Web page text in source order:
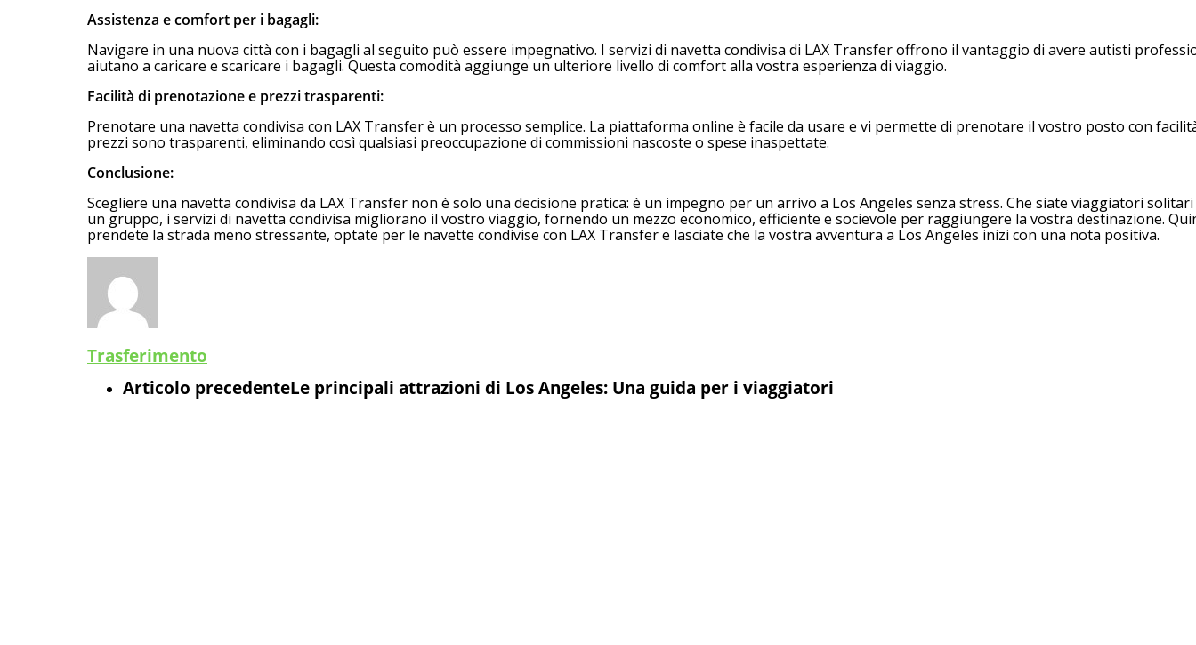
Assistenza e comfort per i bagagli:
Navigare in una nuova città con i bagagli al seguito può essere impegnativo. I servizi di navetta condivisa di LAX Transfer offrono il vantaggio di avere autisti
aiutano a caricare e scaricare i bagagli. Questa comodità aggiunge un ulteriore livello di comfort alla vostra esperienza di viaggio.
Facilità di prenotazione e prezzi trasparenti:
Prenotare una navetta condivisa con LAX Transfer è un processo semplice. La piattaforma online è facile da usare e vi permette di prenotare il vostro posto con
prezzi sono trasparenti, eliminando così qualsiasi preoccupazione di commissioni nascoste o spese inaspettate.
Conclusione:
Scegliere una navetta condivisa da LAX Transfer non è solo una decisione pratica: è un impegno per un arrivo a Los Angeles senza stress. Che siate viaggiatori
un gruppo, i servizi di navetta condivisa migliorano il vostro viaggio, fornendo un mezzo economico, efficiente e socievole per raggiungere la vostra destinazione.
prendete la strada meno stressante, optate per le navette condivise con LAX Transfer e lasciate che la vostra avventura a Los Angeles inizi con una nota positiva.
Trasferimento
Articolo precedenteLe principali attrazioni di Los Angeles: Una guida per i viaggiatori